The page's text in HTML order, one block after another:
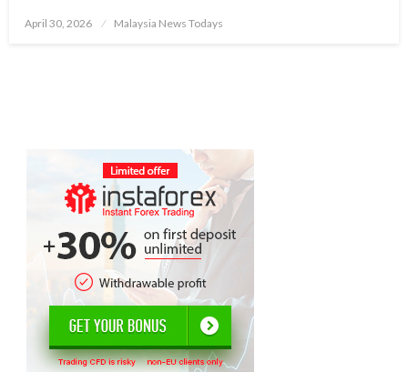
Posted
April 30, 2026 Malaysia News Todays